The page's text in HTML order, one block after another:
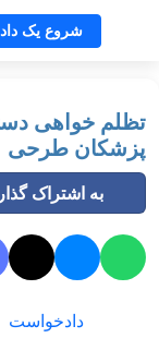
شروع یک
تظلم خواهی
پزشکان طرحی
به اشتراک
دادخواست